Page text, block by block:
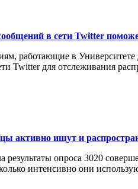
в сети Twitter
работающие в
Twitter для отслеживания
активно ищут и
результаты опроса 3020
интенсивно они